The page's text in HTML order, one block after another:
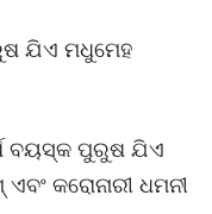
ଯିଏ ମଧୁମେହ
ବୟସ୍କ ପୁରୁଷ ଯିଏ
କରୋନାରୀ ଧମନୀ